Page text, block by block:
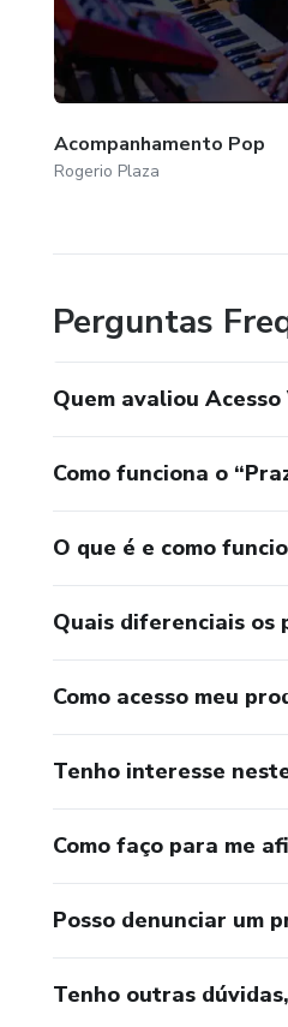
Acompanhamento Pop
Rogerio Plaza
Perguntas
Quem avaliou Acesso
Como funciona o
O que é e como
Quais diferenciais os
Como acesso meu
Tenho interesse
Como faço para me
Posso denunciar um
Tenho outras